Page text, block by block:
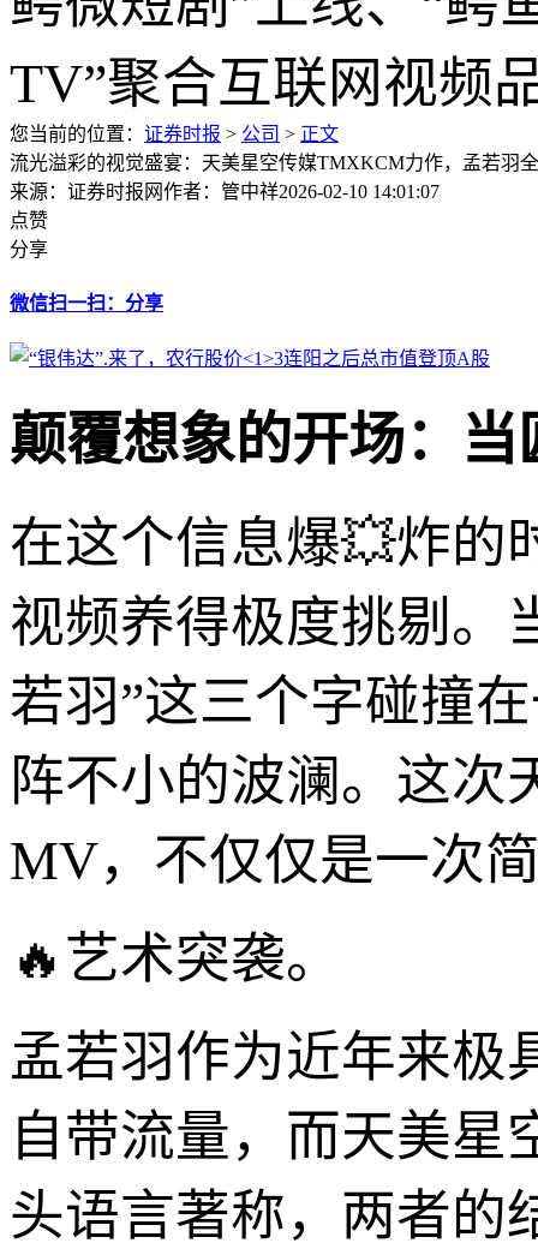
您当前的位置： 证券时报 > 公司 > 正文
流光溢彩的视觉盛宴：天美星空传媒TMXKCM力作，孟若羽
来源：证券时报网作者：管中祥2026-02-10 14:01:07
点赞
分享
微信扫一扫：分享
颠覆想象的开场：
在这个信息爆💥炸的
视频养得极度挑剔。
若羽”这三个字碰撞
阵不小的波澜。这
MV，不仅仅是一次
🔥艺术突袭。
孟若羽作为近年来极
自带流量，而天美星
头语言著称，两者的